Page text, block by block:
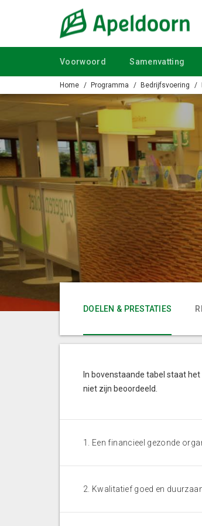
Ga naar de inhoud van deze pagina.
Voorwoord Samenvatting
Home Programma Bedrijfsvoering
DOELEN & PRESTATIES
In bovenstaande tabel staat
niet zijn beoordeeld.
1. Een financieel gezonde
2. Kwalitatief goed en